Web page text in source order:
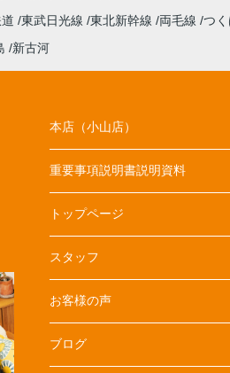
東武日光線 東北新幹線 両毛線 つ
新古河
本店（小山店）
重要事項説明書説明資料
トップページ
スタッフ
お客様の声
ブログ